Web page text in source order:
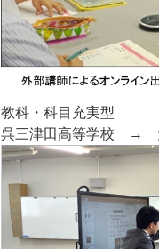
教科・科目充実型
呉三津田高等学校 →